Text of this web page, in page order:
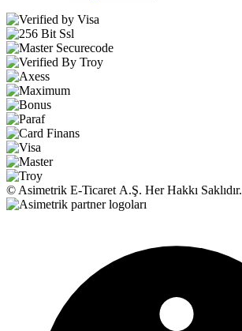
© Asimetrik E‑Ticaret A.Ş. Her Hakkı Saklıdır.